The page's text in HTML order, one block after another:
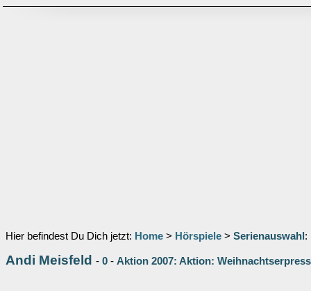
Hier befindest Du Dich jetzt: Home > Hörspiele > Serienauswahl :
Andi Meisfeld - 0 - Aktion 2007: Aktion: